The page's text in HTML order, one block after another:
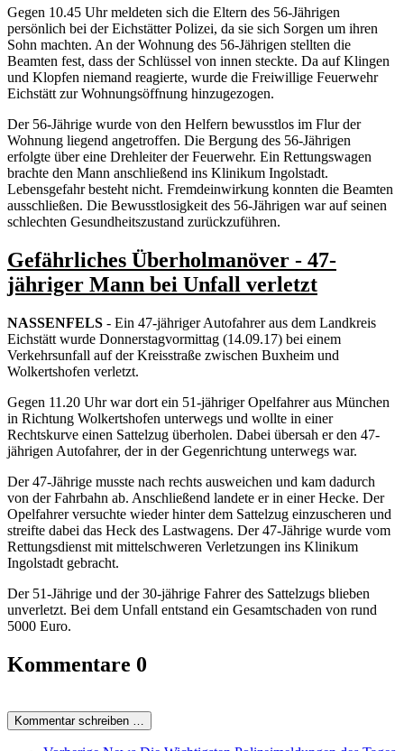
Gegen 10.45 Uhr meldeten sich die Eltern des 56-Jährigen
persönlich bei der Eichstätter Polizei, da sie sich Sorgen um ihren
Sohn machten. An der Wohnung des 56-Jährigen stellten die
Beamten fest, dass der Schlüssel von innen steckte. Da auf Klingen
und Klopfen niemand reagierte, wurde die Freiwillige Feuerwehr
Eichstätt zur Wohnungsöffnung hinzugezogen.
Der 56-Jährige wurde von den Helfern bewusstlos im Flur der
Wohnung liegend angetroffen. Die Bergung des 56-Jährigen
erfolgte über eine Drehleiter der Feuerwehr. Ein Rettungswagen
brachte den Mann anschließend ins Klinikum Ingolstadt.
Lebensgefahr besteht nicht. Fremdeinwirkung konnten die Beamten
ausschließen. Die Bewusstlosigkeit des 56-Jährigen war auf seinen
schlechten Gesundheitszustand zurückzuführen.
Gefährliches Überholmanöver - 47-
jähriger Mann bei Unfall verletzt
NASSENFELS - Ein 47-jähriger Autofahrer aus dem Landkreis
Eichstätt wurde Donnerstagvormittag (14.09.17) bei einem
Verkehrsunfall auf der Kreisstraße zwischen Buxheim und
Wolkertshofen verletzt.
Gegen 11.20 Uhr war dort ein 51-jähriger Opelfahrer aus München
in Richtung Wolkertshofen unterwegs und wollte in einer
Rechtskurve einen Sattelzug überholen. Dabei übersah er den 47-
jährigen Autofahrer, der in der Gegenrichtung unterwegs war.
Der 47-Jährige musste nach rechts ausweichen und kam dadurch
von der Fahrbahn ab. Anschließend landete er in einer Hecke. Der
Opelfahrer versuchte wieder hinter dem Sattelzug einzuscheren und
streifte dabei das Heck des Lastwagens. Der 47-Jährige wurde vom
Rettungsdienst mit mittelschweren Verletzungen ins Klinikum
Ingolstadt gebracht.
Der 51-Jährige und der 30-jährige Fahrer des Sattelzugs blieben
unverletzt. Bei dem Unfall entstand ein Gesamtschaden von rund
5000 Euro.
Kommentare 0
Kommentar schreiben …